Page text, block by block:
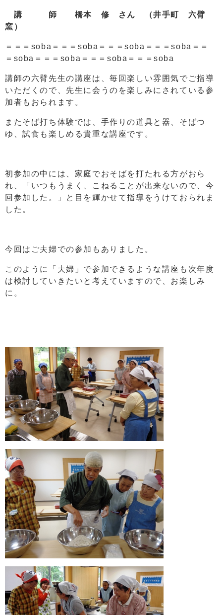
講 師 橋本 修 さん （井手町 六臂
窯
＝＝＝soba＝＝＝soba＝＝＝soba＝＝＝soba＝＝
＝soba＝＝＝soba＝＝＝soba＝＝＝soba
講師の六臂先生の講座は、毎回楽しい雰囲気でご指導
いただくので、先生に会うのを楽しみにされている参
加者もおられます。
またそば打ち体験では、手作りの道具と器、そばつ
ゆ、試食も楽しめる貴重な講座です。
初参加の中には、家庭でおそばを打たれる方がおら
れ、「いつもうまく、こねることが出来ないので、今
回参加した。」と目を輝かせて指導をうけておられま
した。
今回はご夫婦での参加もありました。
このように「夫婦」で参加できるような講座も次年度
は検討していきたいと考えていますので、お楽しみ
に。